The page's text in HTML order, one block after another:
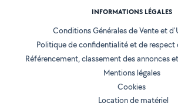
INFORMATIONS LÉGALES
Conditions Générales de Vente et
Politique de confidentialité et de respect
Référencement, classement des annonces
Mentions légales
Cookies
Location de matériel